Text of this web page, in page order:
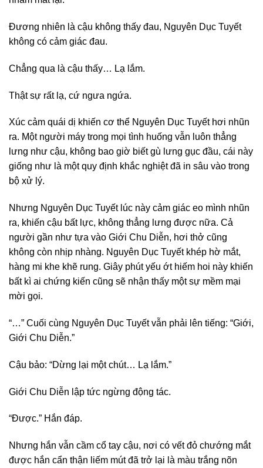
Đương nhiên là cậu không thấy đau, Nguyên Dục Tuyết
không có cảm giác đau.
Chẳng qua là cậu thấy… Lạ lắm.
Thật sự rất lạ, cứ ngưa ngứa.
Xúc cảm quái dị khiến cơ thể Nguyên Dục Tuyết hơi nhũn
ra. Một người máy trong mọi tình huống vẫn luôn thẳng
lưng như cậu, không bao giờ biết gù lưng gục đầu, cái này
giống như là một quy định khắc nghiệt đã in sâu vào trong
bộ xử lý.
Nhưng Nguyên Dục Tuyết lúc này cảm giác eo mình nhũn
ra, khiến cậu bất lực, không thẳng lưng được nữa. Cả
người gần như tựa vào Giới Chu Diễn, hơi thở cũng
không còn nhịp nhàng. Nguyên Dục Tuyết khép hờ mắt,
hàng mi khe khẽ rung. Giây phút yếu ớt hiếm hoi này khiến
bất kì ai chứng kiến cũng sẽ nhận thấy một sự mềm mại
mời gọi.
“…” Cuối cùng Nguyên Dục Tuyết vẫn phải lên tiếng: “Giới,
Giới Chu Diễn.”
Cậu bảo: “Dừng lại một chút… Lạ lắm.”
Giới Chu Diễn lập tức ngừng động tác.
“Được.” Hắn đáp.
Nhưng hắn vẫn cầm cổ tay cậu, nơi có vết đỏ chướng mắt
được hắn cẩn thận liếm mút đã trở lại là màu trắng nõn